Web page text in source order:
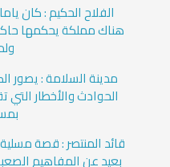
الفلاح الحكيم : كان
هناك مملكة يحكمها
مدينة السلامة : يصور
الحوادث والأخطار
قائد المنتصر : قصة
بعيد عن المفاهيم